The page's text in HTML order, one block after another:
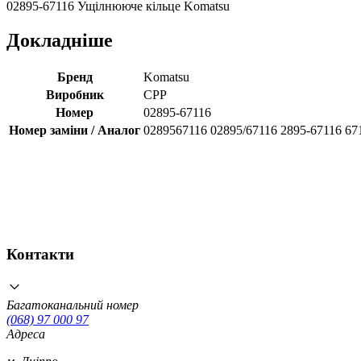
02895-67116 Ущілнююче кільце Komatsu
Докладніше
Бренд
Komatsu
Виробник
CPP
Номер
02895-67116
Номер заміни / Аналог 0289567116 02895/67116 2895-67116
Контакти
Багатоканальний номер
(068) 97 000 97
Адреса